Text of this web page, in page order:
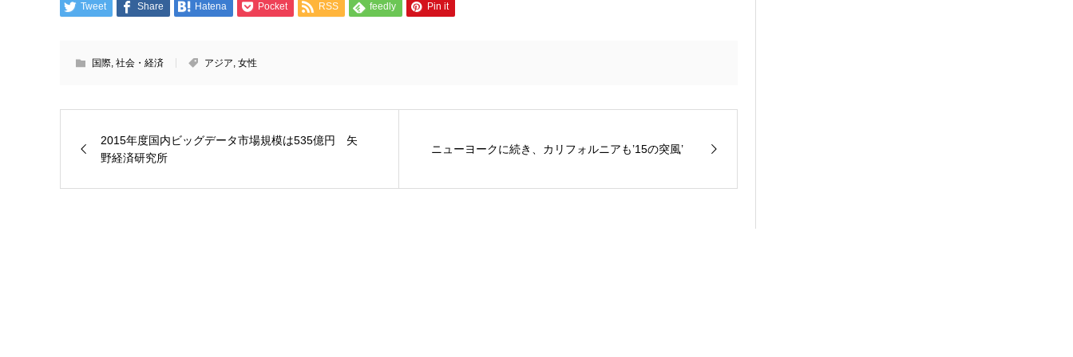
Tweet Share Hatena Pocket RSS feedly Pin it
国際, 社会・経済 アジア 女性
2015年度国内ビッグデータ市場規模は535億円 矢
野経済研究所
ニューヨークに続き、カリフォルニアも’15の突風’